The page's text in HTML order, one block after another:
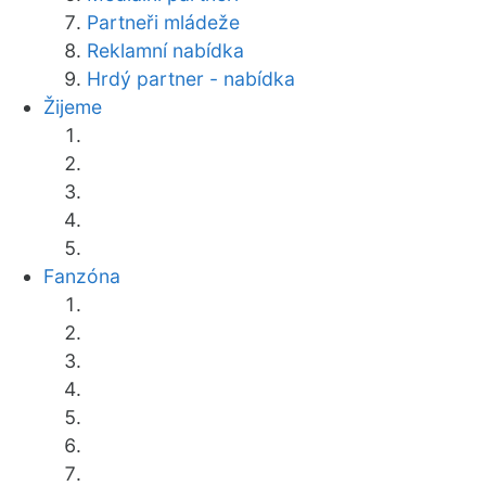
Partneři mládeže
Reklamní nabídka
Hrdý partner - nabídka
Žijeme
Fanzóna